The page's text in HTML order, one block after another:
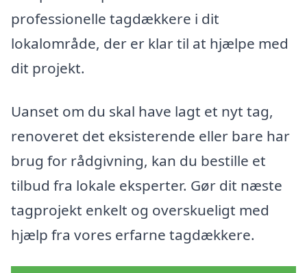
professionelle tagdækkere i dit
lokalområde, der er klar til at hjælpe med
dit projekt.
Uanset om du skal have lagt et nyt tag,
renoveret det eksisterende eller bare har
brug for rådgivning, kan du bestille et
tilbud fra lokale eksperter. Gør dit næste
tagprojekt enkelt og overskueligt med
hjælp fra vores erfarne tagdækkere.